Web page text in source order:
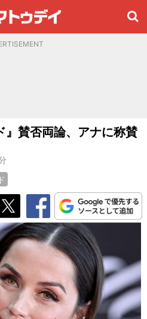
』賛否両論、アナに称賛